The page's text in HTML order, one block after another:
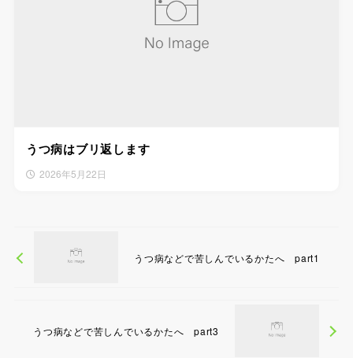
うつ病はブリ返します
2026年5月22日
うつ病などで苦しんでいるかたへ part1
うつ病などで苦しんでいるかたへ part3